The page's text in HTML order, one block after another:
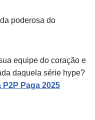
poderosa do
equipe do coração e
daquela série hype?
Paga 2025